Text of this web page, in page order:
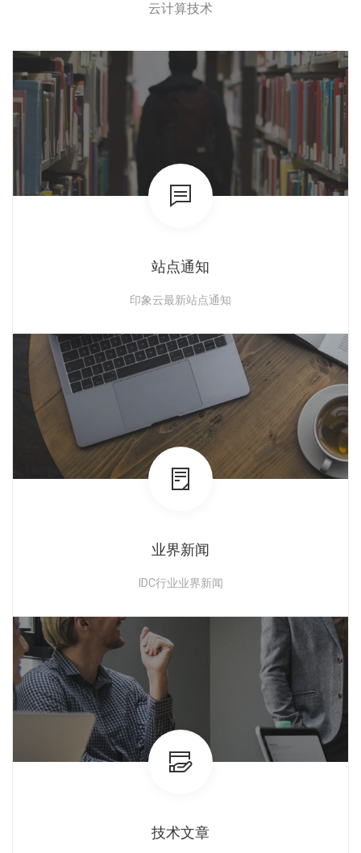
云计算技术
站点通知
印象云最新站点通知
查看详情
业界新闻
IDC行业业界新闻
查看详情
技术文章